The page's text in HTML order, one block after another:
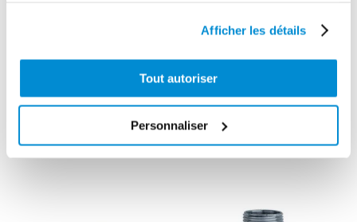
Afficher les détails
Tout autoriser
Personnaliser
liaison
enrouleur huile
1,5 m 1/2″ Gaz
orientable
acier pour
enrouleur “Type
D”